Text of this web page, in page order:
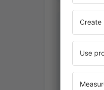
Mario